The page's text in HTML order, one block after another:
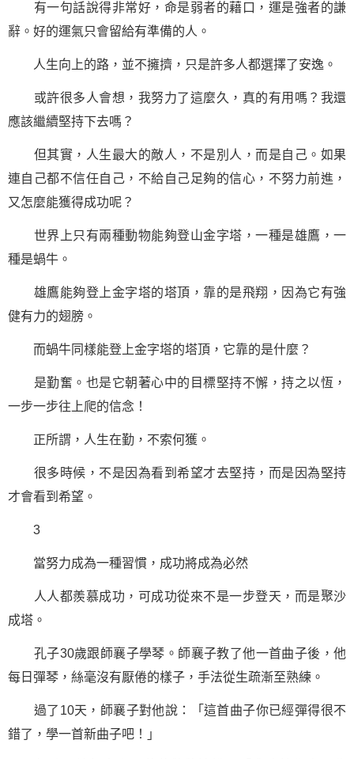
有一句話說得非常好，命是弱者的藉口，運是強者的謙
辭。好的運氣只會留給有準備的人。
人生向上的路，並不擁擠，只是許多人都選擇了安逸。
或許很多人會想，我努力了這麼久，真的有用嗎？我還
應該繼續堅持下去嗎？
但其實，人生最大的敵人，不是別人，而是自己。如果
連自己都不信任自己，不給自己足夠的信心，不努力前進，
又怎麼能獲得成功呢？
世界上只有兩種動物能夠登山金字塔，一種是雄鷹，一
種是蝸牛。
雄鷹能夠登上金字塔的塔頂，靠的是飛翔，因為它有強
健有力的翅膀。
而蝸牛同樣能登上金字塔的塔頂，它靠的是什麼？
是勤奮。也是它朝著心中的目標堅持不懈，持之以恆，
一步一步往上爬的信念 ！
正所謂，人生在勤，不索何獲。
很多時候，不是因為看到希望才去堅持，而是因為堅持
才會看到希望。
3
當努力成為一種習慣，成功將成為必然
人人都羨慕成功，可成功從來不是一步登天，而是聚沙
成塔。
孔子30歲跟師襄子學琴。師襄子教了他一首曲子後，他
每日彈琴，絲毫沒有厭倦的樣子，手法從生疏漸至熟練。
過了10天，師襄子對他說：「這首曲子你已經彈得很不
錯了，學一首新曲子吧！」